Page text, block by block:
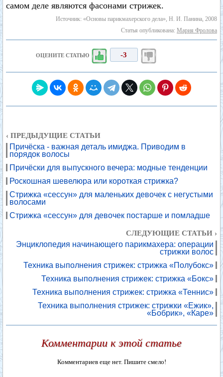
самом деле являются фасонами стрижек.
Источник: «Основы парикмахерского дела», Н. И. Панина, 2008
Статья опубликована: Мария Фролова
ОЦЕНИТЕ СТАТЬЮ -3
‹ ПРЕДЫДУЩИЕ СТАТЬИ
Причёска - важная деталь имиджа. Приводим в
порядок волосы
Причёски для выпускного вечера: модные тенденции
Роскошная шевелюра или короткая стрижка?
Стрижка «сессун» для маленьких девочек с негустыми
волосами
Стрижка «сессун» для девочек постарше и помладше
СЛЕДУЮЩИЕ СТАТЬИ ›
Энциклопедия начинающего парикмахера: операции
стрижки волос
Техника выполнения стрижек: стрижка «Полубокс»
Техника выполнения стрижек: стрижка «Бокс»
Техника выполнения стрижек: стрижка «Теннис»
Техника выполнения стрижек: стрижки «Ежик»,
«Бобрик», «Каре»
Комментарии к этой статье
Комментариев еще нет. Пишите смело!